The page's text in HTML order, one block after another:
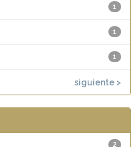
1
1
1
siguiente >
2